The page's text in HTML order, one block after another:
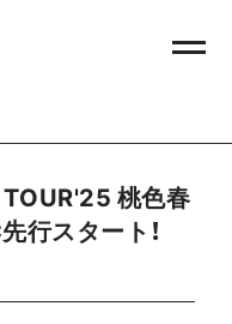
TOUR'25 桃色春
行スタート！